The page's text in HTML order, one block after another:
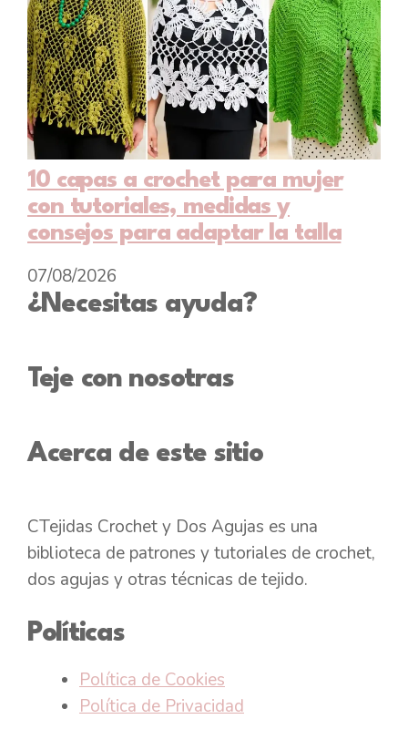
10 capas a crochet para mujer
con tutoriales, medidas y
consejos para adaptar la talla
07/08/2026
¿Necesitas ayuda?
Teje con nosotras
Acerca de este sitio
CTejidas Crochet y Dos Agujas es una
biblioteca de patrones y tutoriales de crochet,
dos agujas y otras técnicas de tejido.
Políticas
Política de Cookies
Política de Privacidad